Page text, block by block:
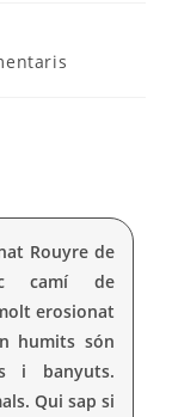
Rouyre de
camí de
erosionat
humits són
i banyuts.
Qui sap si